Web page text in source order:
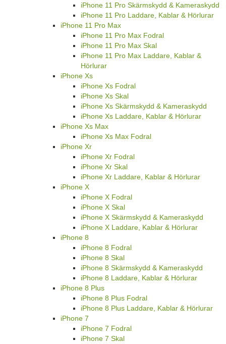
iPhone 11 Pro Skärmskydd & Kameraskydd
iPhone 11 Pro Laddare, Kablar & Hörlurar
iPhone 11 Pro Max
iPhone 11 Pro Max Fodral
iPhone 11 Pro Max Skal
iPhone 11 Pro Max Laddare, Kablar &
Hörlurar
iPhone Xs
iPhone Xs Fodral
iPhone Xs Skal
iPhone Xs Skärmskydd & Kameraskydd
iPhone Xs Laddare, Kablar & Hörlurar
iPhone Xs Max
iPhone Xs Max Fodral
iPhone Xr
iPhone Xr Fodral
iPhone Xr Skal
iPhone Xr Laddare, Kablar & Hörlurar
iPhone X
iPhone X Fodral
iPhone X Skal
iPhone X Skärmskydd & Kameraskydd
iPhone X Laddare, Kablar & Hörlurar
iPhone 8
iPhone 8 Fodral
iPhone 8 Skal
iPhone 8 Skärmskydd & Kameraskydd
iPhone 8 Laddare, Kablar & Hörlurar
iPhone 8 Plus
iPhone 8 Plus Fodral
iPhone 8 Plus Laddare, Kablar & Hörlurar
iPhone 7
iPhone 7 Fodral
iPhone 7 Skal